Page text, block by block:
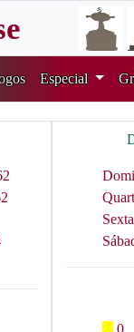
Especial
0